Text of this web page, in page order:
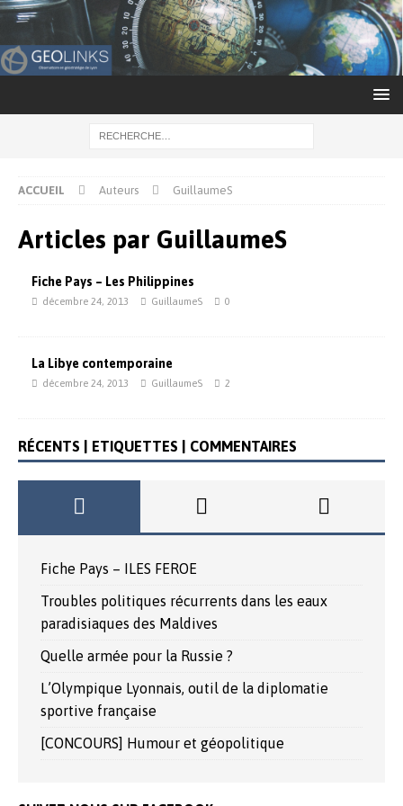
ACCUEIL Auteurs GuillaumeS
Articles par GuillaumeS
Fiche Pays – Les Philippines
décembre 24, 2013 GuillaumeS 0
La Libye contemporaine
décembre 24, 2013 GuillaumeS 2
RÉCENTS | ETIQUETTES | COMMENTAIRES
Fiche Pays – ILES FEROE
Troubles politiques récurrents dans les eaux
paradisiaques des Maldives
Quelle armée pour la Russie ?
L’Olympique Lyonnais, outil de la diplomatie
sportive française
[CONCOURS] Humour et géopolitique